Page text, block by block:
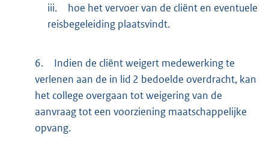
iii.
hoe het vervoer van de cliënt en eventuele
reisbegeleiding plaatsvindt.
6.
Indien de cliënt weigert medewerking te
verlenen aan de in lid 2 bedoelde overdracht, kan
het college overgaan tot weigering van de
aanvraag tot een voorziening maatschappelijke
opvang.